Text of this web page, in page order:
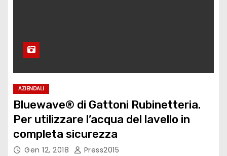
AZIENDALI
Bluewave® di Gattoni Rubinetteria.
Per utilizzare l’acqua del lavello in
completa sicurezza
Gen 12, 2018 Press2015